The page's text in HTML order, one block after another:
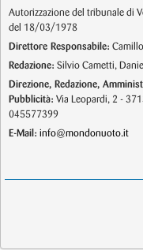
Autorizzazione del tribunale di
del 18/03/1978
Direttore Responsabile:
Redazione: Silvio Cametti,
Direzione, Redazione,
Pubblicità: Via Leopardi, 2 -
045577399
E-Mail: info@mondonuoto.it